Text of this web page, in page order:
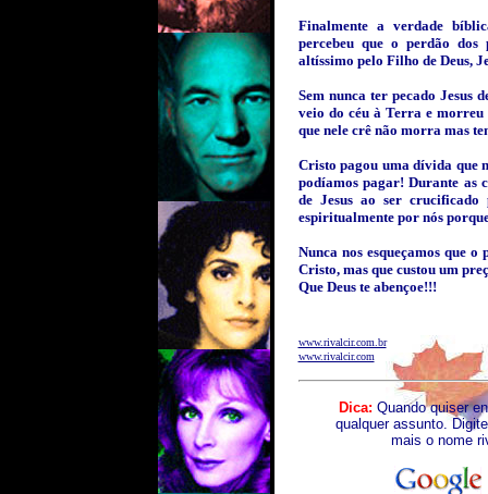
Finalmente a verdade
percebeu que o perdão
altíssimo pelo Filho de Deus,
Sem nunca ter pecado Jesus
veio do céu à Terra e
que nele crê não morra mas
Cristo pagou uma dívida que
podíamos pagar! Durante as
de Jesus ao ser crucificado
espiritualmente por nós
Nunca nos esqueçamos que o
Cristo, mas que custou um
Que Deus te abençoe!!!
www.rivalcir.com.br
www.rivalcir.com
Dica: Quando quiser
qualquer assunto.
mais o nome